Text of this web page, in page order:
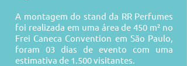
A montagem do stand da RR Perfumes
foi realizada em uma área de 450 m² no
Frei Caneca Convention em São Paulo,
foram 03 dias de evento com uma
estimativa de 1.500 visitantes.